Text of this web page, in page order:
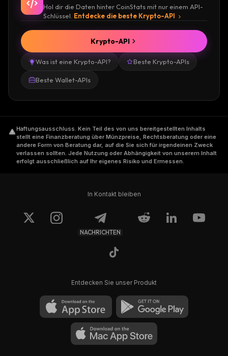
Hol dir die Daten hinter CoinStats mit nur einem API-
Schlüssel. Entdecke die beste Krypto-API
Was ist eine Krypto-API? Beste Krypto-APIs
Beste Wallet-APIs
Krypto-API
Haftungsausschluss. Kein Teil des von uns bereitgestellten Inhalts
stellt eine Finanzberatung über Münzpreise, Rechtsberatung oder eine
andere Form von Beratung dar, auf die Sie sich für irgendeinen Zweck
verlassen sollten. Jede Nutzung oder Abhängigkeit von unserem Inhalt
erfolgt ausschließlich auf Ihr eigenes Risiko und Ermessen.
In Kontakt bleiben
NACHRICHTEN
Entdecken Sie unser Produkt